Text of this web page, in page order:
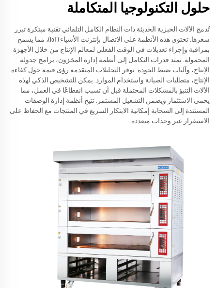
حلول التكنولوجيا المتكاملة
تُدمج الآلات الخبزية الحديثة ذات النظام الكامل التلقائي تقنية مبتكرة تبرر
سعرها. تحتوي هذه الأنظمة على الاتصال بإنترنت الأشياء (IoT)، مما يسمح
بمراقبة وإجراء تعديلات في الوقت الفعلي لمعالم الإنتاج من خلال الأجهزة
المحمولة. تمتد قدرات التكامل إلى أنظمة إدارة المخزون، برامج جدولة
الإنتاج، وآليات ضبط الجودة. توفر التحليلات المتقدمة رؤى قيمة حول كفاءة
الإنتاج، متطلبات الصيانة واستخدام الموارد. يمكن للتشخيص الذكي لهذه
الآلات التنبؤ بالمشكلات المحتملة قبل أن تسبب انقطاعًا في العمل، مما
يحمي الاستثمار ويضمن التشغيل المستمر. تتيح أنظمة إدارة الوصفات
المستندة إلى السحابة إمكانية الابتكار السريع في المنتجات مع الحفاظ على
الاستقرار عبر وحدات متعددة.